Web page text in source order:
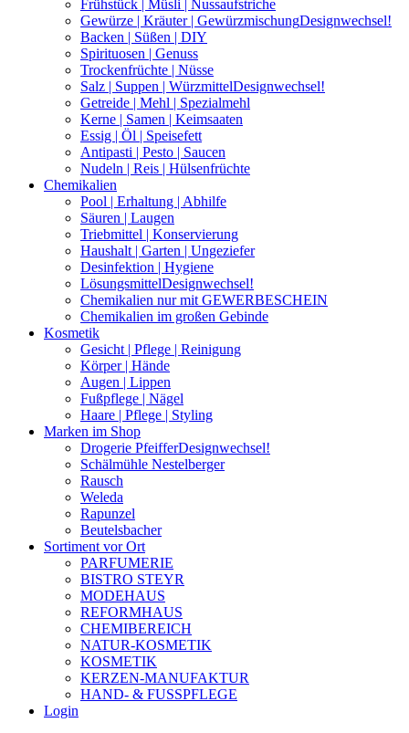
Frühstück | Müsli | Nussaufstriche
Gewürze | Kräuter | GewürzmischungDesignwechsel!
Backen | Süßen | DIY
Spirituosen | Genuss
Trockenfrüchte | Nüsse
Salz | Suppen | WürzmittelDesignwechsel!
Getreide | Mehl | Spezialmehl
Kerne | Samen | Keimsaaten
Essig | Öl | Speisefett
Antipasti | Pesto | Saucen
Nudeln | Reis | Hülsenfrüchte
Chemikalien
Pool | Erhaltung | Abhilfe
Säuren | Laugen
Triebmittel | Konservierung
Haushalt | Garten | Ungeziefer
Desinfektion | Hygiene
LösungsmittelDesignwechsel!
Chemikalien nur mit GEWERBESCHEIN
Chemikalien im großen Gebinde
Kosmetik
Gesicht | Pflege | Reinigung
Körper | Hände
Augen | Lippen
Fußpflege | Nägel
Haare | Pflege | Styling
Marken im Shop
Drogerie PfeifferDesignwechsel!
Schälmühle Nestelberger
Rausch
Weleda
Rapunzel
Beutelsbacher
Sortiment vor Ort
PARFUMERIE
BISTRO STEYR
MODEHAUS
REFORMHAUS
CHEMIBEREICH
NATUR-KOSMETIK
KOSMETIK
KERZEN-MANUFAKTUR
HAND- & FUSSPFLEGE
Login